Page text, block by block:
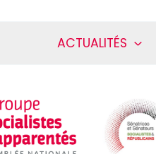
ACTUALITÉS